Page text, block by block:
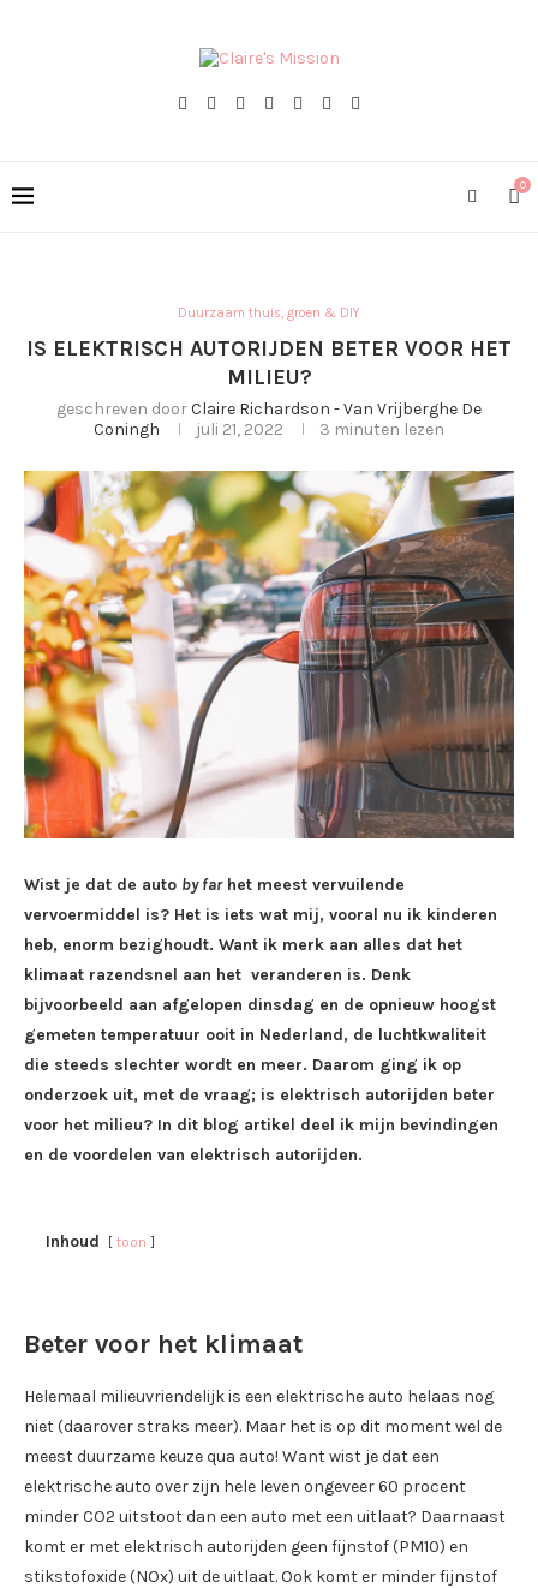
0
Duurzaam thuis, groen & DIY
IS ELEKTRISCH AUTORIJDEN BETER VOOR HET
MILIEU?
geschreven doorClaire Richardson - Van Vrijberghe De
Coningh
juli 21, 2022 3 minuten lezen
Wist je dat de auto by farhet meest vervuilende
vervoermiddel is? Het is iets wat mij, vooral nu ik kinderen
heb, enorm bezighoudt. Want ik merk aan alles dat het
klimaat razendsnel aan het veranderen is. Denk
bijvoorbeeld aan afgelopen dinsdag en de opnieuw hoogst
gemeten temperatuur ooit in Nederland, de luchtkwaliteit
die steeds slechter wordt en meer. Daarom ging ik op
onderzoek uit, met de vraag; is elektrisch autorijden beter
voor het milieu? In dit blog artikel deel ik mijn bevindingen
en de voordelen van elektrisch autorijden.
Inhoud toon
Beter voor het klimaat
Helemaal milieuvriendelijk is een elektrische auto helaas nog
niet (daarover straks meer). Maar het is op dit moment wel de
meest duurzame keuze qua auto! Want wist je dat een
elektrische auto over zijn hele leven ongeveer 60 procent
minder CO2 uitstoot dan een auto met een uitlaat? Daarnaast
komt er met elektrisch autorijden geen fijnstof (PM10) en
stikstofoxide (NOx) uit de uitlaat. Ook komt er minder fijnstof